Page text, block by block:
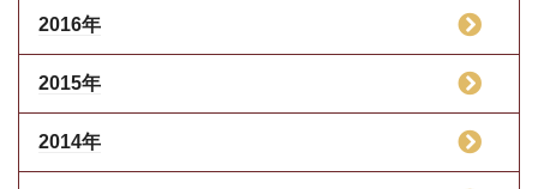
2016年
2015年
2014年